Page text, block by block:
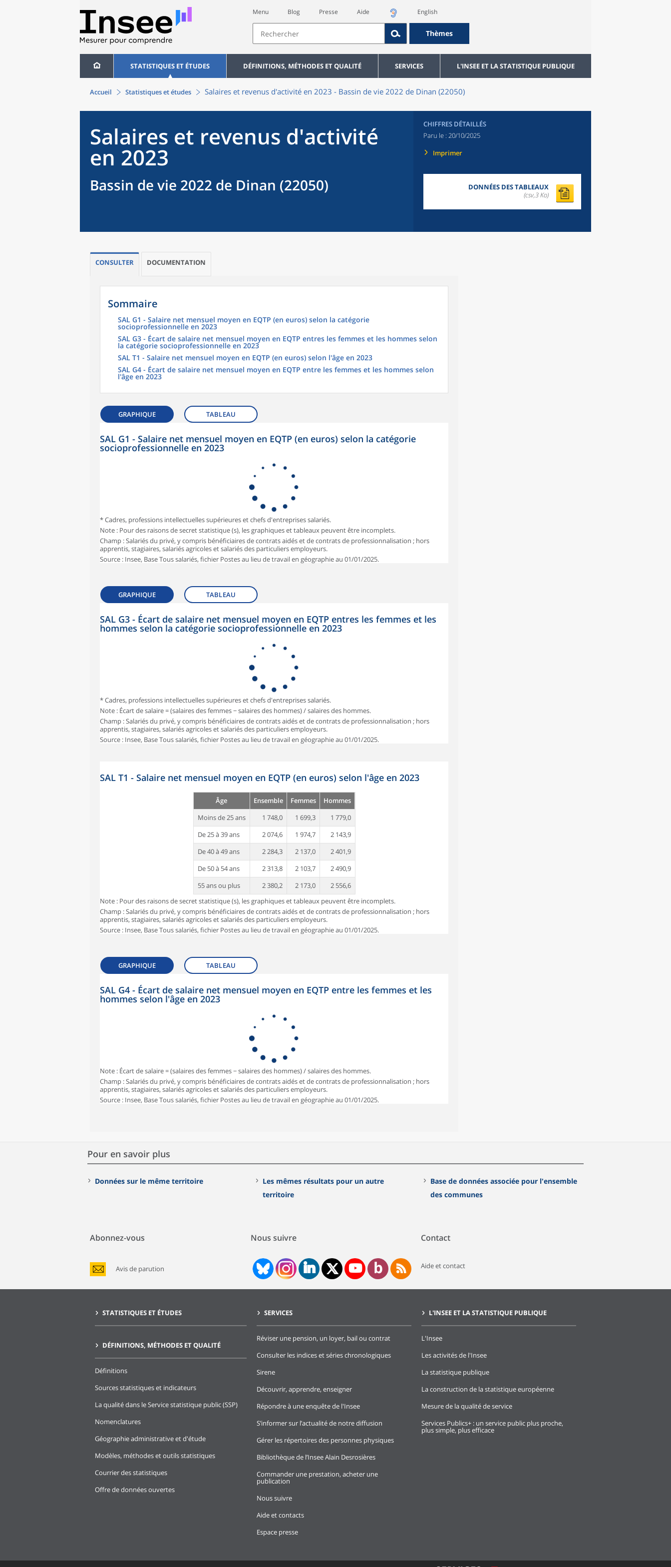
Menu Blog Presse Aide English
Thèmes
STATISTIQUES ET ÉTUDES DÉFINITIONS, MÉTHODES ET QUALITÉ SERVICES L'INSEE ET LA STATISTIQUE PUBLIQUE
Accueil Statistiques et études Salaires et revenus d'activité en 2023 - Bassin de vie 2022 de Dinan (22050)
Salaires et revenus d'activité
en 2023
Bassin de vie 2022 de Dinan (22050)
CHIFFRES DÉTAILLÉS
Paru le : 20/10/2025
Imprimer
DONNÉES DES TABLEAUX
(csv,3 Ko)
CONSULTER DOCUMENTATION
Sommaire
SAL G1 - Salaire net mensuel moyen en EQTP (en euros) selon la catégorie
socioprofessionnelle en 2023
SAL G3 - Écart de salaire net mensuel moyen en EQTP entres les femmes et les hommes selon
la catégorie socioprofessionnelle en 2023
SAL T1 - Salaire net mensuel moyen en EQTP (en euros) selon l'âge en 2023
SAL G4 - Écart de salaire net mensuel moyen en EQTP entre les femmes et les hommes selon
l'âge en 2023
GRAPHIQUE TABLEAU
SAL G1 - Salaire net mensuel moyen en EQTP (en euros) selon la catégorie
socioprofessionnelle en 2023
* Cadres, professions intellectuelles supérieures et chefs d'entreprises salariés.
Note : Pour des raisons de secret statistique (s), les graphiques et tableaux peuvent être incomplets.
Champ : Salariés du privé, y compris bénéficiaires de contrats aidés et de contrats de professionnalisation ; hors
apprentis, stagiaires, salariés agricoles et salariés des particuliers employeurs.
Source : Insee, Base Tous salariés, fichier Postes au lieu de travail en géographie au 01/01/2025.
GRAPHIQUE TABLEAU
SAL G3 - Écart de salaire net mensuel moyen en EQTP entres les femmes et les
hommes selon la catégorie socioprofessionnelle en 2023
* Cadres, professions intellectuelles supérieures et chefs d'entreprises salariés.
Note : Écart de salaire = (salaires des femmes − salaires des hommes) / salaires des hommes.
Champ : Salariés du privé, y compris bénéficiaires de contrats aidés et de contrats de professionnalisation ; hors
apprentis, stagiaires, salariés agricoles et salariés des particuliers employeurs.
Source : Insee, Base Tous salariés, fichier Postes au lieu de travail en géographie au 01/01/2025.
SAL T1 - Salaire net mensuel moyen en EQTP (en euros) selon l'âge en 2023
Âge Ensemble Femmes
Hommes
Moins de 25 ans
1 748,0 1 699,3
1 779,0
De 25 à 39 ans
2 074,6 1 974,7
2 143,9
De 40 à 49 ans
2 284,3 2 137,0
2 401,9
De 50 à 54 ans
2 313,8 2 103,7
2 490,9
55 ans ou plus
2 380,2 2 173,0
2 556,6
Note : Pour des raisons de secret statistique (s), les graphiques et tableaux peuvent être incomplets.
Champ : Salariés du privé, y compris bénéficiaires de contrats aidés et de contrats de professionnalisation ; hors
apprentis, stagiaires, salariés agricoles et salariés des particuliers employeurs.
Source : Insee, Base Tous salariés, fichier Postes au lieu de travail en géographie au 01/01/2025.
GRAPHIQUE TABLEAU
SAL G4 - Écart de salaire net mensuel moyen en EQTP entre les femmes et les
hommes selon l'âge en 2023
Note : Écart de salaire = (salaires des femmes − salaires des hommes) / salaires des hommes.
Champ : Salariés du privé, y compris bénéficiaires de contrats aidés et de contrats de professionnalisation ; hors
apprentis, stagiaires, salariés agricoles et salariés des particuliers employeurs.
Source : Insee, Base Tous salariés, fichier Postes au lieu de travail en géographie au 01/01/2025.
Pour en savoir plus
Données sur le même territoire
Les mêmes résultats pour un autre
territoire
Base de données associée pour l'ensemble
des communes
Abonnez-vous
Avis de parution
Nous suivre Contact
Aide et contact
STATISTIQUES ET ÉTUDES
DÉFINITIONS, MÉTHODES ET QUALITÉ
Définitions
Sources statistiques et indicateurs
La qualité dans le Service statistique public (SSP)
Nomenclatures
Géographie administrative et d'étude
Modèles, méthodes et outils statistiques
Courrier des statistiques
Offre de données ouvertes
SERVICES
Réviser une pension, un loyer, bail ou contrat
Consulter les indices et séries chronologiques
Sirene
Découvrir, apprendre, enseigner
Répondre à une enquête de l'Insee
S’informer sur l’actualité de notre diffusion
Gérer les répertoires des personnes physiques
Bibliothèque de l’Insee Alain Desrosières
Commander une prestation, acheter une
publication
Nous suivre
Aide et contacts
Espace presse
L'INSEE ET LA STATISTIQUE PUBLIQUE
L'Insee
Les activités de l'Insee
La statistique publique
La construction de la statistique européenne
Mesure de la qualité de service
Services Publics+ : un service public plus proche,
plus simple, plus efficace